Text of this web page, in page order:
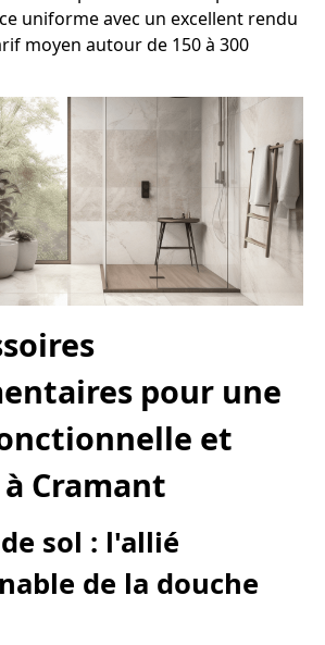
uniforme avec un excellent rendu
moyen autour de 150 à 300
pour une
et
Cramant
sol : l'allié
de la douche